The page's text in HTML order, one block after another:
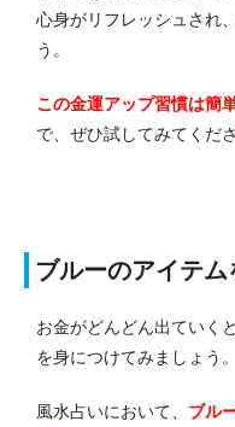
心身がリフレッシュされ
う。
この金運アップ習慣は簡
で、ぜひ試してみてくださ
ブルーのアイテ
お金がどんどん出ていく
を身につけてみましょう。
風水占いにおいて、 ブル